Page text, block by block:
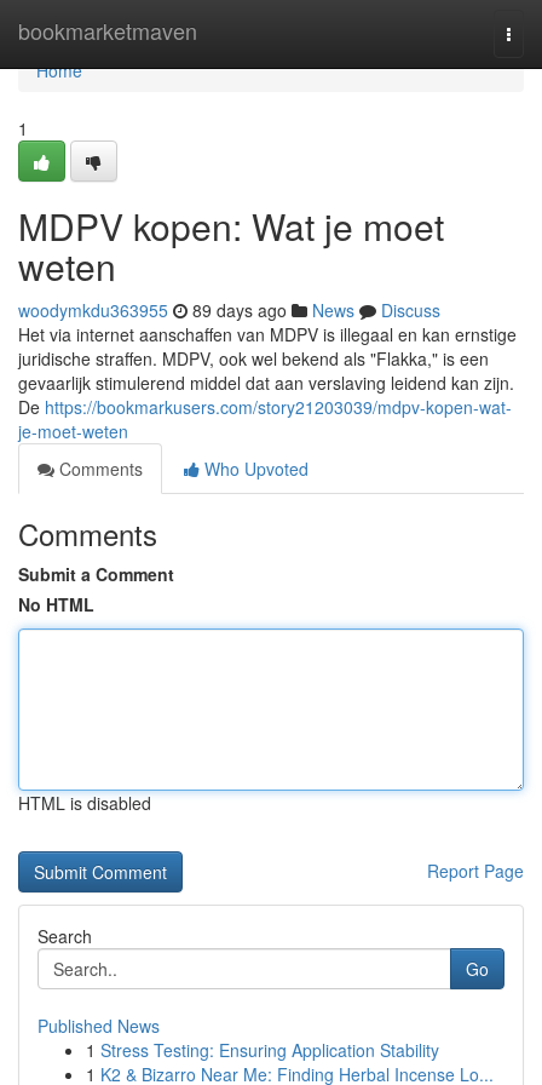
bookmarketmaven
Home
Home
1
MDPV kopen: Wat je moet
weten
woodymkdu363955 89 days ago News
Discuss
Het via internet aanschaffen van MDPV is illegaal en kan ernstige
juridische straffen. MDPV, ook wel bekend als "Flakka," is een
gevaarlijk stimulerend middel dat aan verslaving leidend kan zijn.
De https://bookmarkusers.com/story21203039/mdpv-kopen-wat-
je-moet-weten
Comments
Who Upvoted
Comments
Submit a Comment
No HTML
HTML is disabled
Report Page
Search
Go
Published News
1 Stress Testing: Ensuring Application Stability
1 K2 & Bizarro Near Me: Finding Herbal Incense Lo...